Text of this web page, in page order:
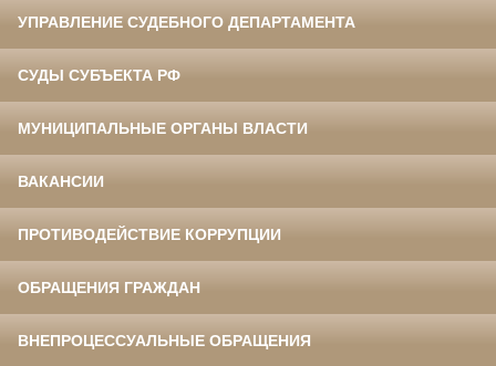
УПРАВЛЕНИЕ СУДЕБНОГО ДЕПАРТАМЕНТА
СУДЫ СУБЪЕКТА РФ
МУНИЦИПАЛЬНЫЕ ОРГАНЫ ВЛАСТИ
ВАКАНСИИ
ПРОТИВОДЕЙСТВИЕ КОРРУПЦИИ
ОБРАЩЕНИЯ ГРАЖДАН
ВНЕПРОЦЕССУАЛЬНЫЕ ОБРАЩЕНИЯ